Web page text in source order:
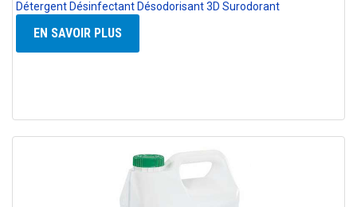
Détergent Désinfectant Désodorisant 3D Surodorant
EN SAVOIR PLUS